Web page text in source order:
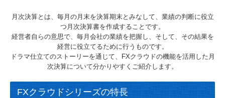
月次決算とは、毎月の月末を決算期末とみなして、業績の判断に役立
つ月次決算書を作成することです。
経営者自らの意思で、毎月会社の業績を把握し、そして、その結果を
経営に役立てるために行うものです。
ドラマ仕立てのストーリーを通じて、FXクラウドの機能を活用した月
次決算について分かりやすくご紹介します。
FXクラウドシリーズの特長